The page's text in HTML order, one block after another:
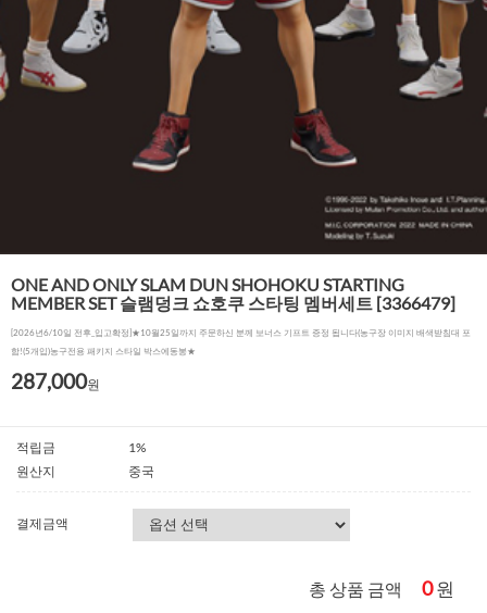
ONE AND ONLY SLAM DUN SHOHOKU STARTING
MEMBER SET 슬램덩크 쇼호쿠 스타팅 멤버세트 [3366479]
[2026년6/10일 전후_입고확정]★10월25일까지 주문하신 분께 보너스 기프트 증정 됩니다(농구장 이미지 배색받침대 포
함!(5개입)농구전용 패키지 스타일 박스에동봉★
287,000원
적립금
1%
원산지
중국
결제금액
총 상품 금액 0원